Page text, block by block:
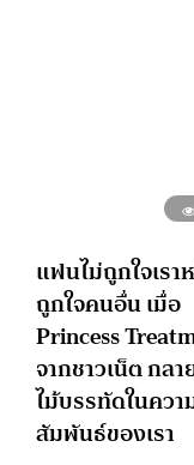
แฟนไม่ถูกใจเรา
ถูกใจคนอื่น เมื่อ
Princess
จากชาวเน็ต กลา
ไม้บรรทัดในควา
สัมพันธ์ของเรา